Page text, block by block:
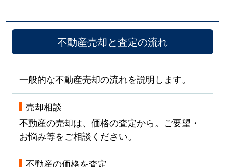
不動産売却と査定の流れ
一般的な不動産売却の流れを説明します。
売却相談
不動産の売却は、価格の査定から。ご要望・
お悩み等をご相談ください。
不動産の価格を査定